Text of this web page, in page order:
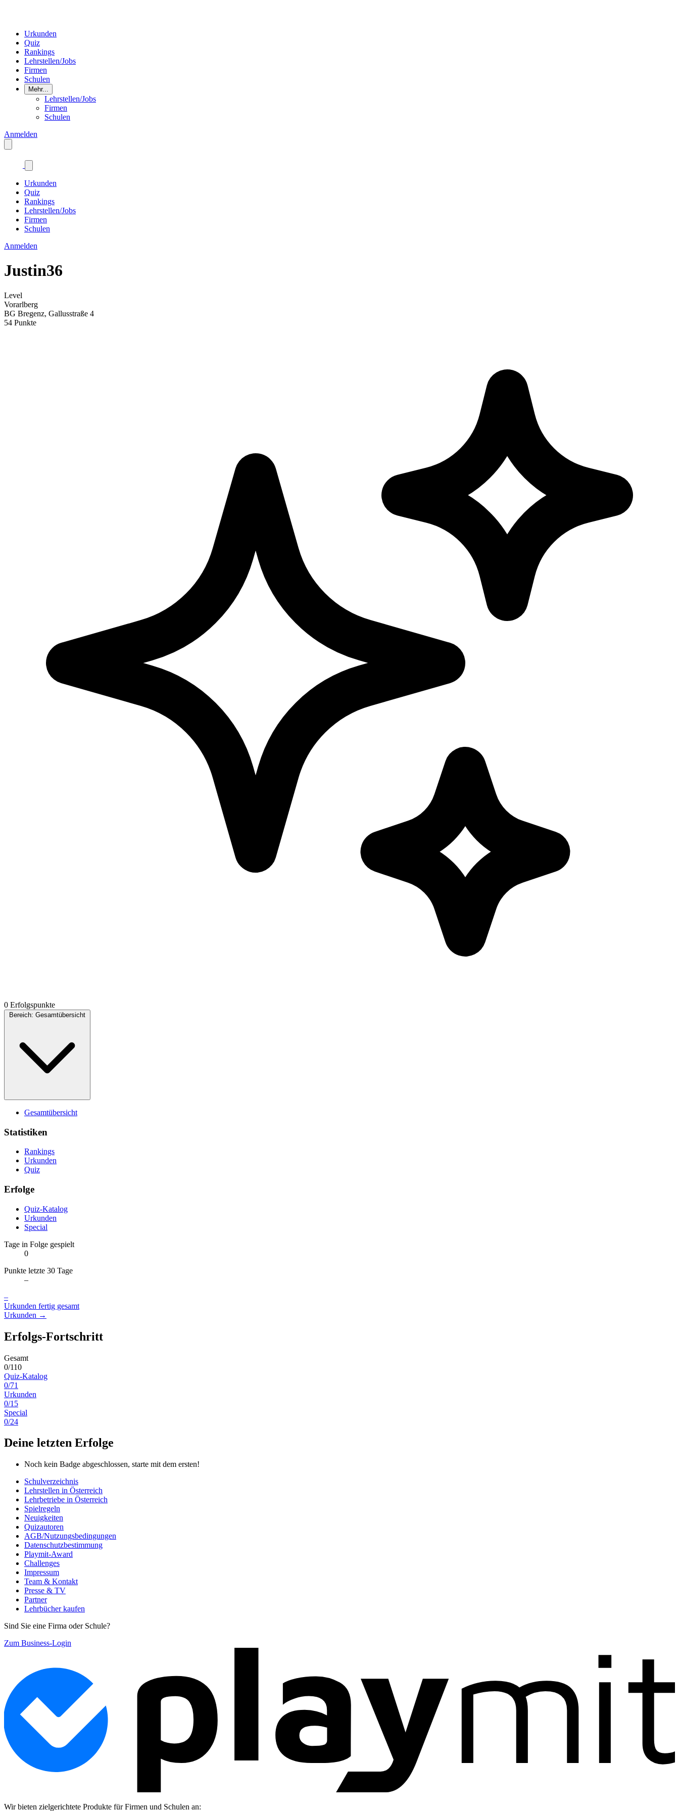
Urkunden
Quiz
Rankings
Lehrstellen/Jobs
Firmen
Schulen
Mehr...
Lehrstellen/Jobs
Firmen
Schulen
Anmelden
Urkunden
Quiz
Rankings
Lehrstellen/Jobs
Firmen
Schulen
Anmelden
Justin36
Level
Vorarlberg
BG Bregenz, Gallusstraße 4
54 Punkte
0 Erfolgspunkte
Bereich: Gesamtübersicht
Gesamtübersicht
Statistiken
Rankings
Urkunden
Quiz
Erfolge
Quiz-Katalog
Urkunden
Special
Tage in Folge gespielt
0
Punkte letzte 30 Tage
–
–
Urkunden fertig gesamt
Urkunden →
Erfolgs-Fortschritt
Gesamt
0/110
Quiz-Katalog
0/71
Urkunden
0/15
Special
0/24
Deine letzten Erfolge
Noch kein Badge abgeschlossen, starte mit dem ersten!
Schulverzeichnis
Lehrstellen in Österreich
Lehrbetriebe in Österreich
Spielregeln
Neuigkeiten
Quizautoren
AGB/Nutzungsbedingungen
Datenschutzbestimmung
Playmit-Award
Challenges
Impressum
Team & Kontakt
Presse & TV
Partner
Lehrbücher kaufen
Sind Sie eine Firma oder Schule?
Zum Business-Login
Wir bieten zielgerichtete Produkte für Firmen und Schulen an: